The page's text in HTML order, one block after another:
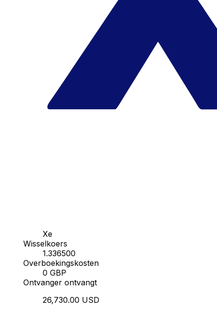
Xe
Wisselkoers
1.336500
Overboekingskosten
0 GBP
Ontvanger ontvangt
26,730.00 USD